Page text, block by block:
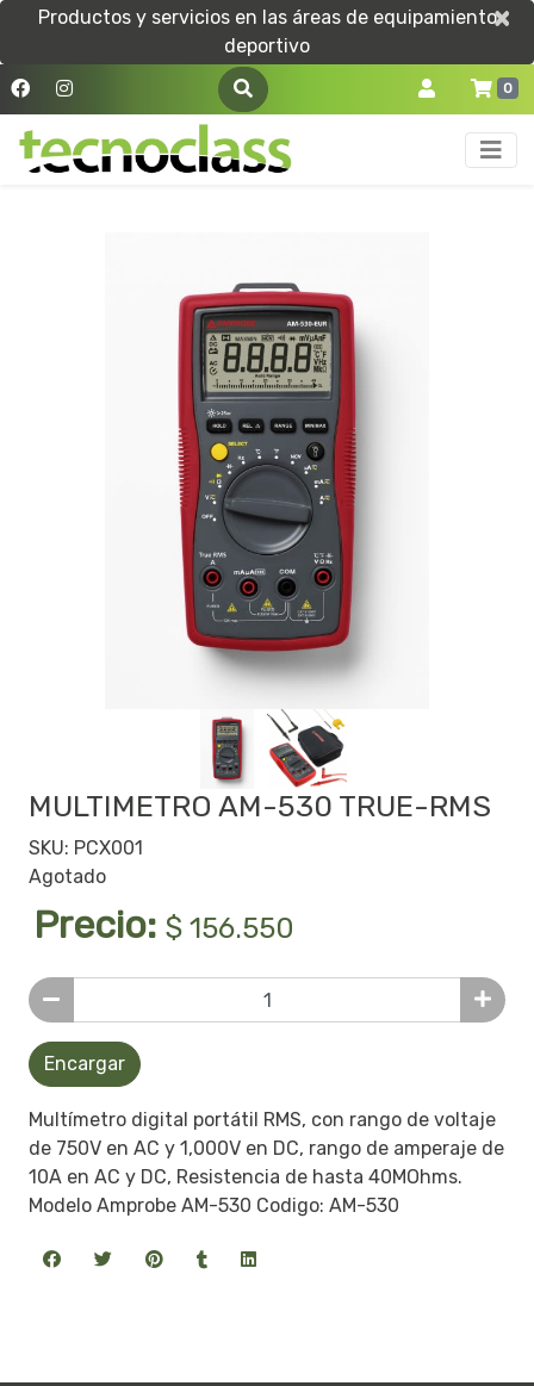
Productos y servicios en las áreas de equipamiento
deportivo
×
×
0
MULTIMETRO AM-530 TRUE-RMS
SKU: PCX001
Agotado
Precio: $ 156.550
Encargar
Multímetro digital portátil RMS, con rango de voltaje
de 750V en AC y 1,000V en DC, rango de amperaje de
10A en AC y DC, Resistencia de hasta 40MOhms.
Modelo Amprobe AM-530 Codigo: AM-530